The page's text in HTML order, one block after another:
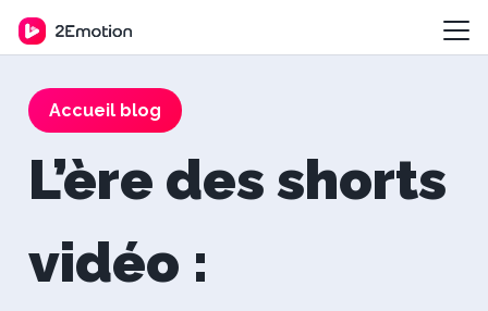
Accueil blog
L’ère des shorts
vidéo :